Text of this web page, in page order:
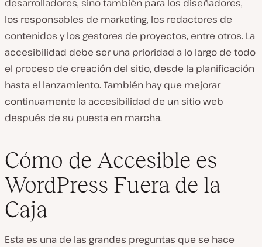
desarrolladores, sino también para los diseñadores,
los responsables de marketing, los redactores de
contenidos y los gestores de proyectos, entre otros. La
accesibilidad debe ser una prioridad a lo largo de todo
el proceso de creación del sitio, desde la planificación
hasta el lanzamiento. También hay que mejorar
continuamente la accesibilidad de un sitio web
después de su puesta en marcha.
Cómo de Accesible es
WordPress Fuera de la
Caja
Esta es una de las grandes preguntas que se hace